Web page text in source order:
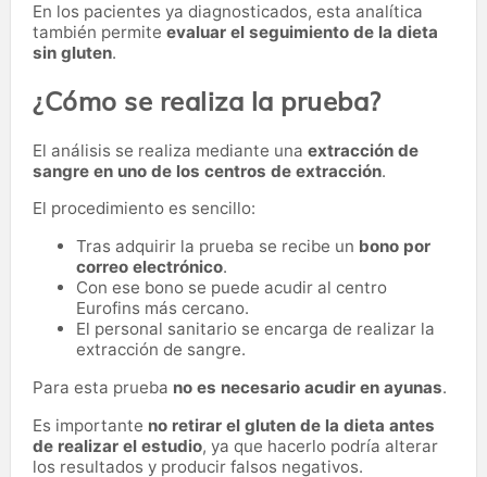
En los pacientes ya diagnosticados, esta analítica
también permite evaluar el seguimiento de la dieta
sin gluten.
¿Cómo se realiza la prueba?
El análisis se realiza mediante una extracción de
sangre en uno de los centros de extracción.
El procedimiento es sencillo:
Tras adquirir la prueba se recibe un bono por
correo electrónico.
Con ese bono se puede acudir al centro
Eurofins más cercano.
El personal sanitario se encarga de realizar la
extracción de sangre.
Para esta prueba no es necesario acudir en ayunas.
Es importante no retirar el gluten de la dieta antes
de realizar el estudio, ya que hacerlo podría alterar
los resultados y producir falsos negativos.